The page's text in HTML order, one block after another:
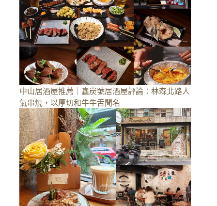
中山居酒屋推薦｜鑫炭號居酒屋評論：林森北路人
氣串燒，以厚切和牛牛舌聞名